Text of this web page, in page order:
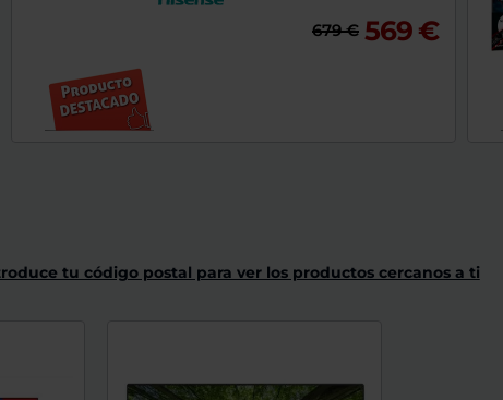
dispositivos
táctiles
679 € 569 €
tu código postal para ver los productos cercanos a ti